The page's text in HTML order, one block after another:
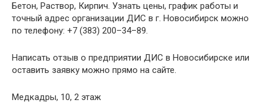
Бетон, Раствор, Кирпич. Узнать цены, график работы и
точный адрес организации ДИС в г. Новосибирск можно
по телефону: +7 (383) 200–34–89.
Написать отзыв о предприятии ДИС в Новосибирске или
оставить заявку можно прямо на сайте.
Медкадры, 10, 2 этаж